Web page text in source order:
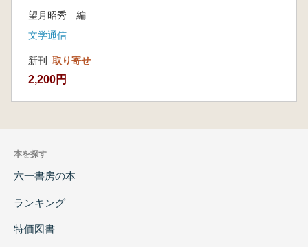
望月昭秀 編
文学通信
新刊 取り寄せ
2,200円
本を探す
六一書房の本
ランキング
特価図書